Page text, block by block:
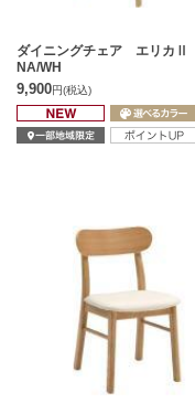
ダイニングチェア エリカⅡ
NA/WH
9,900円(税込)